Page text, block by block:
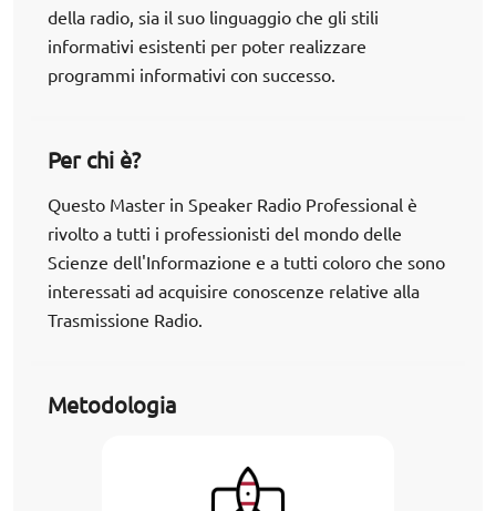
della radio, sia il suo linguaggio che gli stili
informativi esistenti per poter realizzare
programmi informativi con successo.
Per chi è?
Questo Master in Speaker Radio Professional è
rivolto a tutti i professionisti del mondo delle
Scienze dell'Informazione e a tutti coloro che sono
interessati ad acquisire conoscenze relative alla
Trasmissione Radio.
Metodologia